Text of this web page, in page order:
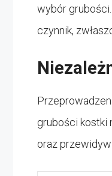
wybór
czynnik,
grubości kostki
oraz